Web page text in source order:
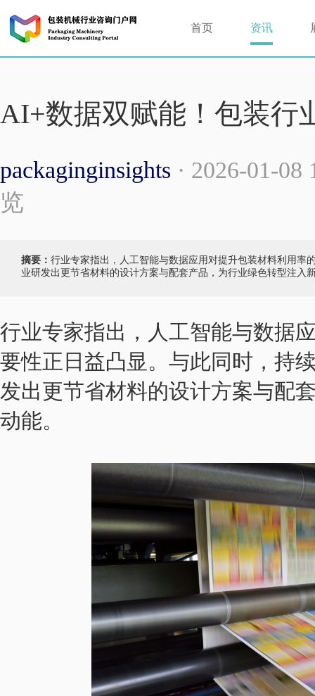
首页 资讯
AI+数据双赋能！包装行
packaginginsights · 2026-01-
览
摘要： 行业专家指出，人工智能与数据应用对提升包装材料利用率
业研发出更节省材料的设计方案与配套产品，为行业绿色转型注入
行业专家指出，人工智能与数据
要性正日益凸显。与此同时，持
发出更节省材料的设计方案与配
动能。